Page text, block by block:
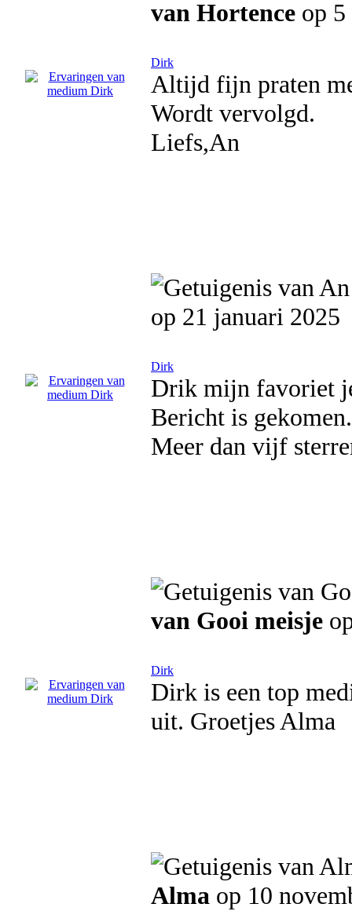
van Hortence op
Dirk
Altijd fijn praten
Wordt vervolgd.
Liefs,An
op 21 januari 2025
Dirk
Drik mijn favoriet
Bericht is
Meer dan vijf
van Gooi meisje
Dirk
Dirk is een top
uit. Groetjes Alma
Alma op 10